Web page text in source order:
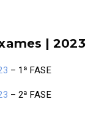
| 2023
– 1ª FASE
– 2ª FASE